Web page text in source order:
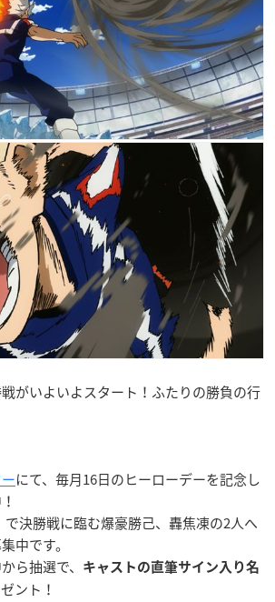
がいよいよスタート！ふたりの勝負の行
にて、毎月16日のヒーローデーを記念し
で決勝戦に臨む爆豪勝己、轟焦凍の2人へ
中です。
ら抽選で、
キャストの直筆サイン入り名
ント！